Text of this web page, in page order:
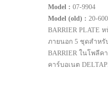
Model : 07-9904
Model (old) : 20-
BARRIER PLATE
ภายนอก 5 ชุดสำห
BARRIER ในโพลีค
คาร์บอเนต